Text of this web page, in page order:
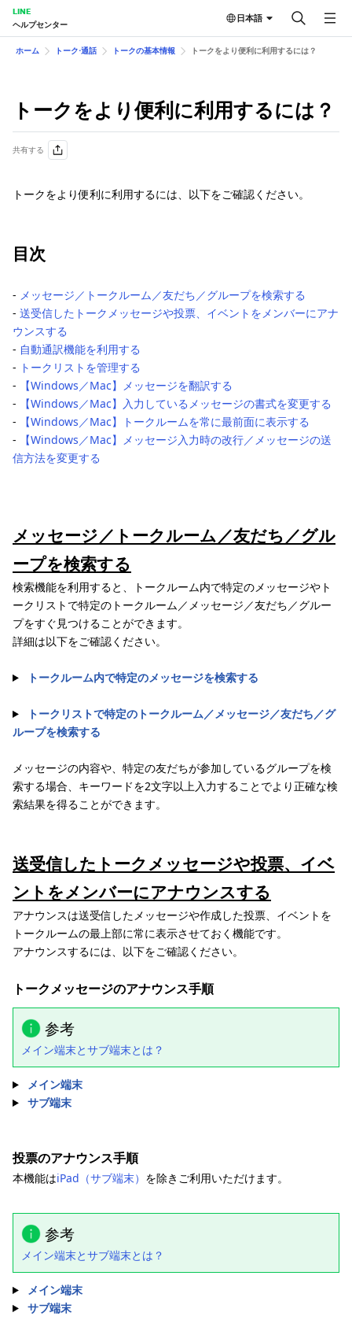
LINE
ヘルプセンター
日本語
ホーム トーク⋅通話 トークの基本情報 トークをより便利に利用するには？
トークをより便利に利用するには？
共有する
トークをより便利に利用するには、以下をご確認ください。
目次
‐ メッセージ／トークルーム／友だち／グループを検索する
‐ 送受信したトークメッセージや投票、イベントをメンバーにアナ
ウンスする
‐ 自動通訳機能を利用する
‐ トークリストを管理する
‐
【Windows／Mac】メッセージを翻訳する
‐
【Windows／Mac】入力しているメッセージの書式を変更する
‐
【Windows／Mac】トークルームを常に最前面に表示する
‐
【Windows／Mac】メッセージ入力時の改行／メッセージの送
信方法を変更する
メッセージ／トークルーム／友だち／グル
ープを検索する
検索機能を利用すると、トークルーム内で特定のメッセージやト
ークリストで特定のトークルーム／メッセージ／友だち／グルー
プをすぐ見つけることができます。
詳細は以下をご確認ください。
トークルーム内で特定のメッセージを検索する
トークリストで特定のトークルーム／メッセージ／友だち／グ
ループを検索する
メッセージの内容や、特定の友だちが参加しているグループを検
索する場合、キーワードを2文字以上入力することでより正確な検
索結果を得ることができます。
送受信したトークメッセージや投票、イベ
ントをメンバーにアナウンスする
アナウンスは送受信したメッセージや作成した投票、イベントを
トークルームの最上部に常に表示させておく機能です。
アナウンスするには、以下をご確認ください。
トークメッセージのアナウンス手順
参考
メイン端末とサブ端末とは？
メイン端末
サブ端末
投票のアナウンス手順
本機能はiPad（サブ端末） を除きご利用いただけます。
参考
メイン端末とサブ端末とは？
メイン端末
サブ端末